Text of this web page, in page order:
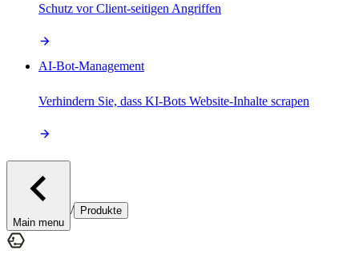
Schutz vor Client-seitigen Angriffen
AI-Bot-Management
Verhindern Sie, dass KI-Bots Website-Inhalte scrapen
Main menu
/ Produkte